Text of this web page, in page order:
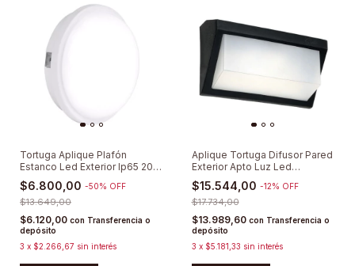
Tortuga Aplique Plafón
Estanco Led Exterior Ip65 20w
Lumenac
$6.800,00 -50% OFF
$13.649,00
$6.120,00 con Transferencia o
depósito
3 x $2.266,67 sin interés
Aplique Tortuga Difusor Pared
Exterior Apto Luz Led
Moderna
$15.544,00 -12% OFF
$17.734,00
$13.989,60 con Transferencia o
depósito
3 x $5.181,33 sin interés